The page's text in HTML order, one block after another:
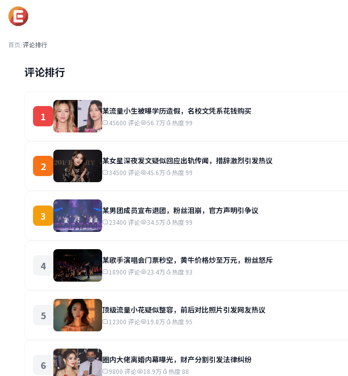
首页/评论排行
评论排行
1 某流量小生被曝学历造假，名校文凭系花钱购买
45600 评论 56.7万 热度 99
2 某女星深夜发文疑似回应出轨传闻，措辞激烈引发热议
34500 评论 45.6万 热度 99
3 某男团成员宣布退团，粉丝泪崩，官方声明引争议
23400 评论 34.5万 热度 99
4 某歌手演唱会门票秒空，黄牛价格炒至万元，粉丝怒斥
18900 评论 23.4万 热度 93
5 顶级流量小花疑似整容，前后对比照片引发网友热议
12300 评论 19.8万 热度 95
6 圈内大佬离婚内幕曝光，财产分割引发法律纠纷
9800 评论 18.9万 热度 88